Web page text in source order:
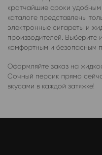
кратчайшие сроки
каталоге представлены
электронные сигареты и
производителей. Выберите
комфортным и безопасным
Оформляйте заказ на
Сочный персик прямо
вкусами в каждой затяжке!